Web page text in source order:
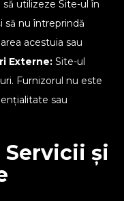
utilizeze Site-ul în
să nu întreprindă
acestuia sau
Externe: Site-ul
Furnizorul nu este
sau
și